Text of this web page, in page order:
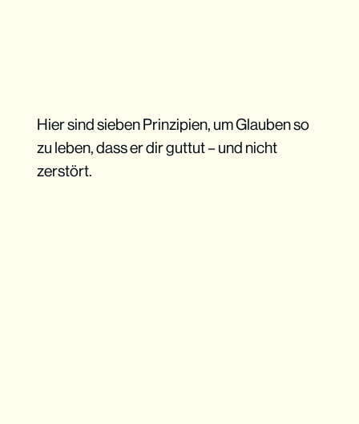
Hier sind sieben Prinzipien, um Glauben so
zu leben, dass er dir guttut – und nicht
zerstört.